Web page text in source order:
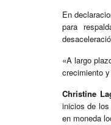
En
para
«A largo
crecimiento
Christine
inicios de
en moneda